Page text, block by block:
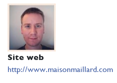
Site web
http://www.maisonmaillard.com